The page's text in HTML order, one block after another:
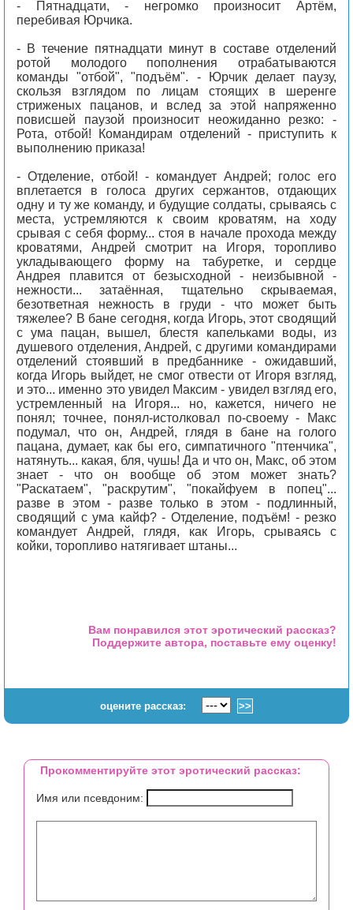
- Пятнадцати, - негромко произносит Артём,
перебивая Юрчика.
- В течение пятнадцати минут в составе отделений
ротой молодого пополнения отрабатываются
команды "отбой", "подъём". - Юрчик делает паузу,
скользя взглядом по лицам стоящих в шеренге
стриженых пацанов, и вслед за этой напряженно
повисшей паузой произносит неожиданно резко: -
Рота, отбой! Командирам отделений - приступить к
выполнению приказа!
- Отделение, отбой! - командует Андрей; голос его
вплетается в голоса других сержантов, отдающих
одну и ту же команду, и будущие солдаты, срываясь с
места, устремляются к своим кроватям, на ходу
срывая с себя форму... стоя в начале прохода между
кроватями, Андрей смотрит на Игоря, торопливо
укладывающего форму на табуретке, и сердце
Андрея плавится от безысходной - неизбывной -
нежности... затаённая, тщательно скрываемая,
безответная нежность в груди - что может быть
тяжелее? В бане сегодня, когда Игорь, этот сводящий
с ума пацан, вышел, блестя капельками воды, из
душевого отделения, Андрей, с другими командирами
отделений стоявший в предбаннике - ожидавший,
когда Игорь выйдет, не смог отвести от Игоря взгляд,
и это... именно это увидел Максим - увидел взгляд его,
устремленный на Игоря... но, кажется, ничего не
понял; точнее, понял-истолковал по-своему - Макс
подумал, что он, Андрей, глядя в бане на голого
пацана, думает, как бы его, симпатичного "птенчика",
натянуть... какая, бля, чушь! Да и что он, Макс, об этом
знает - что он вообще об этом может знать?
"Раскатаем", "раскрутим", "покайфуем в попец"...
разве в этом - разве только в этом - подлинный,
сводящий с ума кайф? - Отделение, подъём! - резко
командует Андрей, глядя, как Игорь, срываясь с
койки, торопливо натягивает штаны...
Вам понравился этот эротический рассказ?
Поддержите автора, поставьте ему оценку!
оцените рассказ:
Прокомментируйте этот эротический рассказ:
Имя или псевдоним: